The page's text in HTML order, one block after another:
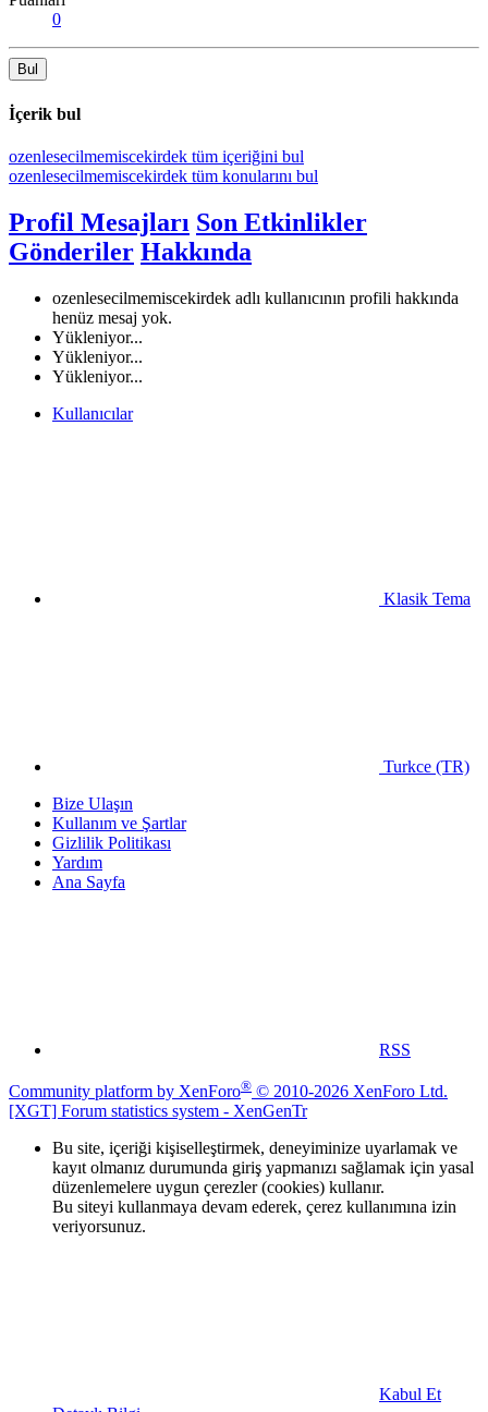
0
Bul
İçerik bul
ozenlesecilmemiscekirdek tüm içeriğini bul
ozenlesecilmemiscekirdek tüm konularını bul
Profil Mesajları Son Etkinlikler
Gönderiler Hakkında
ozenlesecilmemiscekirdek adlı kullanıcının profili hakkında
henüz mesaj yok.
Yükleniyor...
Yükleniyor...
Yükleniyor...
Kullanıcılar
Klasik Tema
Turkce (TR)
Bize Ulaşın
Kullanım ve Şartlar
Gizlilik Politikası
Yardım
Ana Sayfa
RSS
Community platform by XenForo® © 2010-2026 XenForo Ltd.
[XGT] Forum statistics system - XenGenTr
Bu site, içeriği kişiselleştirmek, deneyiminize uyarlamak ve
kayıt olmanız durumunda giriş yapmanızı sağlamak için yasal
düzenlemelere uygun çerezler (cookies) kullanır.
Bu siteyi kullanmaya devam ederek, çerez kullanımına izin
veriyorsunuz.
Kabul Et